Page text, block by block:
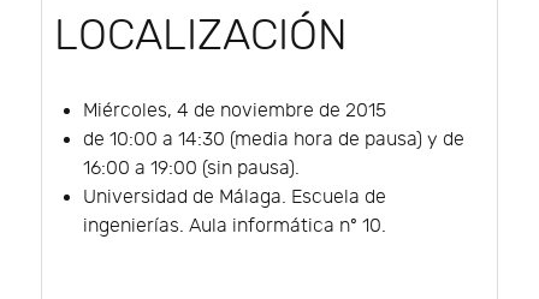
LOCALIZACIÓN
Miércoles, 4 de noviembre de 2015
de 10:00 a 14:30 (media hora de pausa) y de
16:00 a 19:00 (sin pausa).
Universidad de Málaga. Escuela de
ingenierías. Aula informática nº 10.